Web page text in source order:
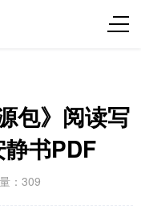
包》阅读写
书PDF
：309